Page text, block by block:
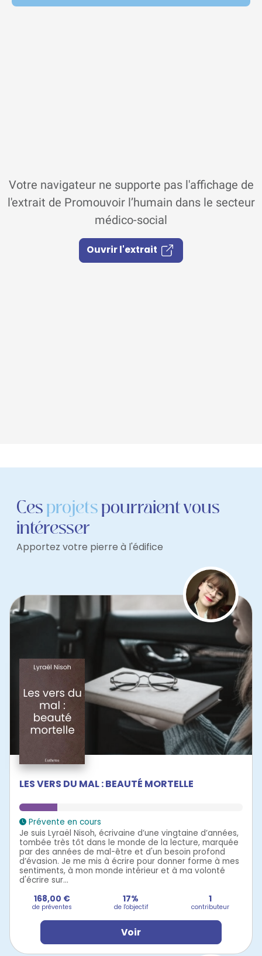
Votre navigateur ne supporte pas l'affichage de
l'extrait de Promouvoir l’humain dans le secteur
médico-social
Ouvrir l'extrait
Cesprojetspourraient vous
intéresser
Apportez votre pierre à l'édifice
LES VERS DU MAL : BEAUTÉ MORTELLE
Prévente en cours
Je suis Lyraël Nisoh, écrivaine d’une vingtaine d’années,
tombée très tôt dans le monde de la lecture, marquée
par des années de mal-être et d'un besoin profond
d’évasion. Je me mis à écrire pour donner forme à mes
sentiments, à mon monde intérieur et à ma volonté
d'écrire sur...
168,00 €
de préventes
17%
de l'objectif
1
contributeur
Voir